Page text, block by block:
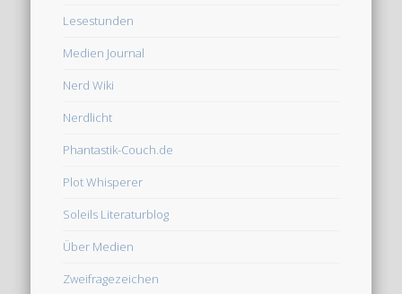
Lesestunden
Medien Journal
Nerd Wiki
Nerdlicht
Phantastik-Couch.de
Plot Whisperer
Soleils Literaturblog
Über Medien
Zweifragezeichen